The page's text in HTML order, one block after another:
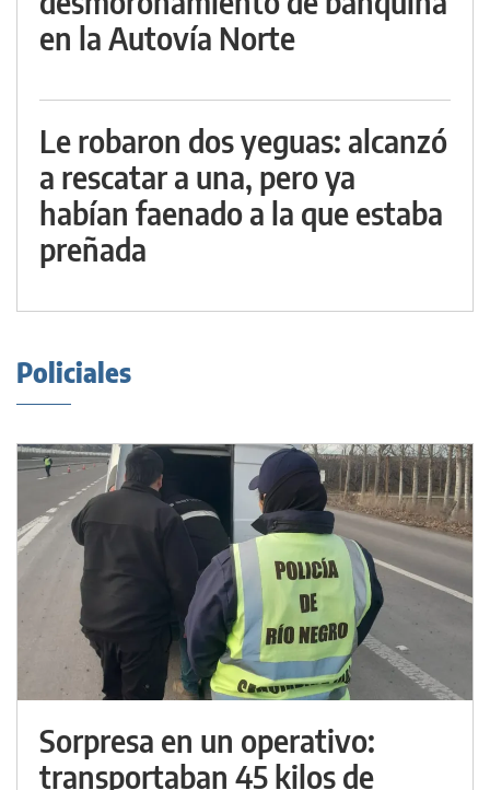
en la Autovía Norte
Le robaron dos yeguas: alcanzó
a rescatar a una, pero ya
habían faenado a la que estaba
preñada
Policiales
Sorpresa en un operativo:
transportaban 45 kilos de